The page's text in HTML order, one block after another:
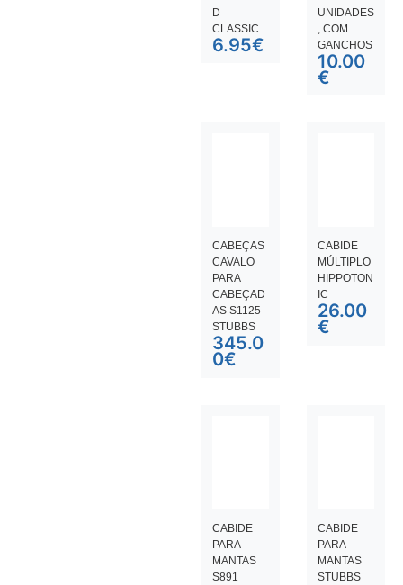
D
CLASSIC
6.95€
UNIDADES
, COM
GANCHOS
10.00
€
CABEÇAS
CAVALO
PARA
CABEÇAD
AS S1125
STUBBS
345.0
0€
CABIDE
MÚLTIPLO
HIPPOTON
IC
26.00
€
CABIDE
PARA
MANTAS
S891
CABIDE
PARA
MANTAS
STUBBS